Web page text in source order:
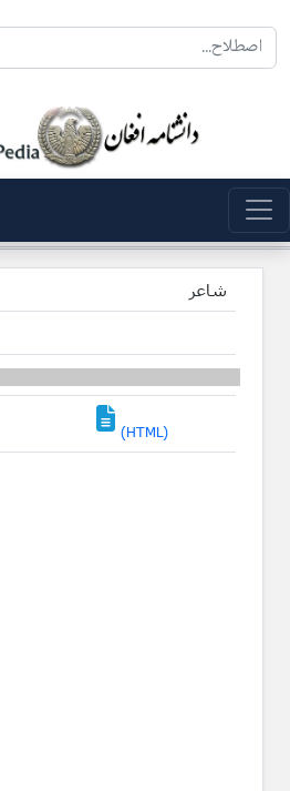
شاعر
(HTML)